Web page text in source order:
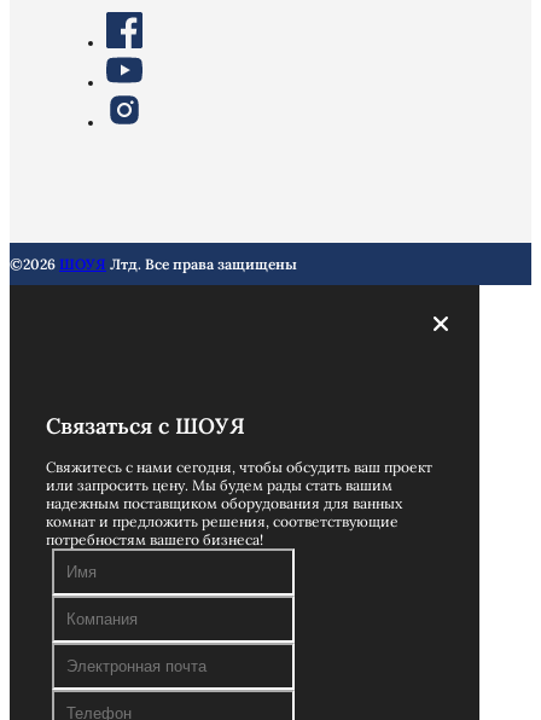
©2026 ШОУЯ Лтд. Все права защищены
Связаться с ШОУЯ
Свяжитесь с нами сегодня, чтобы обсудить ваш проект
или запросить цену. Мы будем рады стать вашим
надежным поставщиком оборудования для ванных
комнат и предложить решения, соответствующие
потребностям вашего бизнеса!